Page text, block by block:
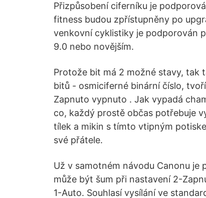
Přizpůsobení ciferníku je
fitness budou zpřístupněny po
venkovní cyklistiky je podporován
9.0 nebo novějším.
Protože bit má 2 možné stavy, tak
bitů - osmiciferné binární číslo,
Zapnuto vypnuto . Jak vypadá
co, každý prostě občas potřebuje
tílek a mikin s tímto vtipným
své přátele.
Už v samotném návodu Canonu je
může být šum při nastavení 2-
1-Auto. Souhlasí vysílání ve